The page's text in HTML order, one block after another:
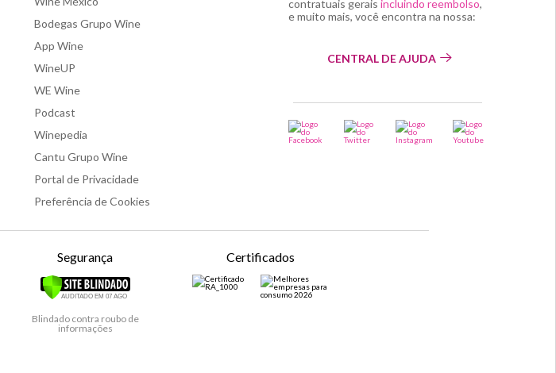
Bodegas Grupo Wine
App Wine
WineUP
WE Wine
Podcast
Winepedia
Cantu Grupo Wine
Portal de Privacidade
Preferência de Cookies
contratuais gerais incluindo reembolso,
e muito mais, você encontra na nossa:
CENTRAL DE AJUDA
Segurança
Blindado contra roubo de
informações
Certificados